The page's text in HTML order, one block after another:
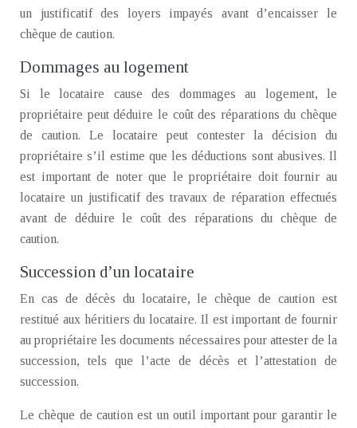
un justificatif des loyers impayés avant d’encaisser le
chèque de caution.
Dommages au logement
Si le locataire cause des dommages au logement, le
propriétaire peut déduire le coût des réparations du chèque
de caution. Le locataire peut contester la décision du
propriétaire s’il estime que les déductions sont abusives. Il
est important de noter que le propriétaire doit fournir au
locataire un justificatif des travaux de réparation effectués
avant de déduire le coût des réparations du chèque de
caution.
Succession d’un locataire
En cas de décès du locataire, le chèque de caution est
restitué aux héritiers du locataire. Il est important de fournir
au propriétaire les documents nécessaires pour attester de la
succession, tels que l’acte de décès et l’attestation de
succession.
Le chèque de caution est un outil important pour garantir le